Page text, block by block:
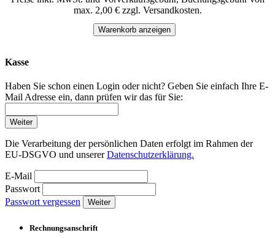
max. 2,00 € zzgl. Versandkosten.
Warenkorb anzeigen
Kasse
Haben Sie schon einen Login oder nicht? Geben Sie einfach Ihre E-
Mail Adresse ein, dann prüfen wir das für Sie:
Weiter
Die Verarbeitung der persönlichen Daten erfolgt im Rahmen der
EU-DSGVO und unsererDatenschutzerklärung.
E-Mail
Passwort
Passwort vergessen
Weiter
Rechnungsanschrift